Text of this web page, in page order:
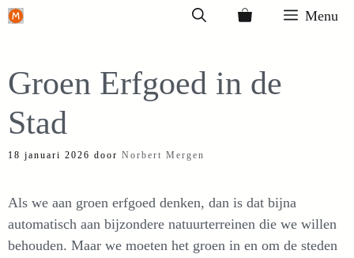
Ga
inhoud
Menu
Groen Erfgoed in de
Stad
18 januari 2026 door Norbert Mergen
Als we aan groen erfgoed denken, dan is dat bijna
automatisch aan bijzondere natuurterreinen die we willen
behouden. Maar we moeten het groen in en om de steden